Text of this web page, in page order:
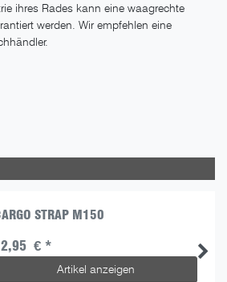
ihres Rades kann eine waagrechte
werden. Wir empfehlen eine
STRAP M150
€ *
Artikel anzeigen